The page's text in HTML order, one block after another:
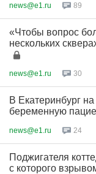
news@e1.ru 89
«Чтобы вопрос
нескольких
news@e1.ru 30
В Екатеринбург
беременную
news@e1.ru 24
Поджигателя
с которого